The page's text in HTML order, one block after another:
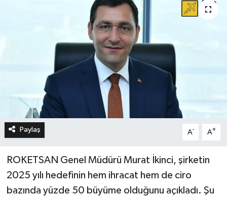
Paylaş A- A+
ROKETSAN Genel Müdürü Murat İkinci, şirketin
2025 yılı hedefinin hem ihracat hem de ciro
bazında yüzde 50 büyüme olduğunu açıkladı. Şu